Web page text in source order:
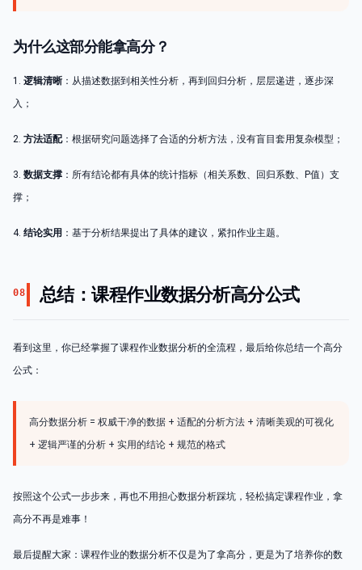
为什么这部分能拿高分？
1. 逻辑清晰 ：从描述数据到相关性分析，再到回归分析，层层递进，逐步深
入；
2. 方法适配：根据研究问题选择了合适的分析方法，没有盲目套用复杂模型；
3. 数据支撑 ：所有结论都有具体的统计指标（相关系数、回归系数、P值）支
撑；
4. 结论实用 ：基于分析结果提出了具体的建议，紧扣作业主题。
08 总结：课程作业数据分析高分公式
看到这里，你已经掌握了课程作业数据分析的全流程，最后给你总结一个高分
公式：
高分数据分析 = 权威干净的数据 + 适配的分析方法 + 清晰美观的可视化
+ 逻辑严谨的分析 + 实用的结论 + 规范的格式
按照这个公式一步步来，再也不用担心数据分析踩坑，轻松搞定课程作业，拿
高分不再是难事！
最后提醒大家：课程作业的数据分析不仅是为了拿高分，更是为了培养你的数